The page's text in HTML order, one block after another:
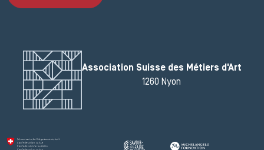
Association Suisse des Métiers d'Art
1260 Nyon